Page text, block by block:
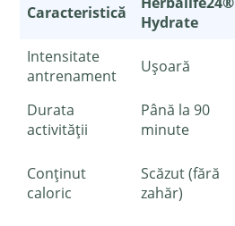
Caracteristică
Hydrate
Intensitate
antrenament
Ușoară
Durata
activității
Până la 90
minute
Conținut
caloric
Scăzut (fără
zahăr)